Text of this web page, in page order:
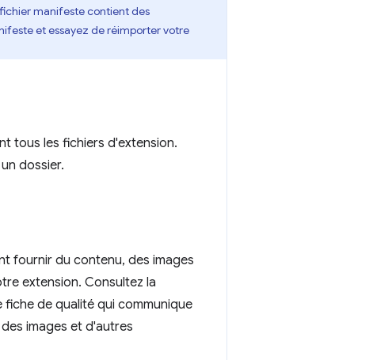
manifeste contient des
et essayez de réimporter votre
tous les fichiers d'extension.
dossier.
fournir du contenu, des images
extension. Consultez la
de qualité qui communique
images et d'autres